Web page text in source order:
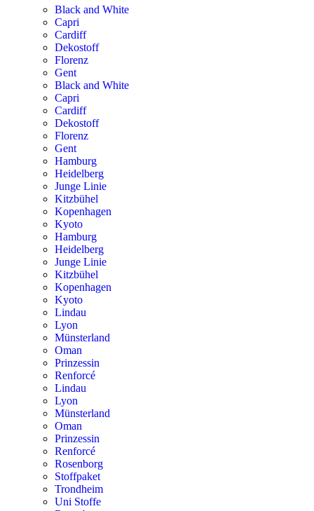
Black and White
Capri
Cardiff
Dekostoff
Florenz
Gent
Black and White
Capri
Cardiff
Dekostoff
Florenz
Gent
Hamburg
Heidelberg
Junge Linie
Kitzbühel
Kopenhagen
Kyoto
Hamburg
Heidelberg
Junge Linie
Kitzbühel
Kopenhagen
Kyoto
Lindau
Lyon
Münsterland
Oman
Prinzessin
Renforcé
Lindau
Lyon
Münsterland
Oman
Prinzessin
Renforcé
Rosenborg
Stoffpaket
Trondheim
Uni Stoffe